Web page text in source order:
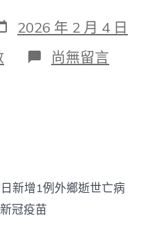
2026 年 2 月 4 日
在
〈上
診
所
尚無留言
增1例外鄉逝世亡病
冠疫苗